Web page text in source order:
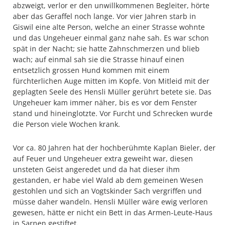
abzweigt, verlor er den unwillkommenen Begleiter, hörte
aber das Geraffel noch lange. Vor vier Jahren starb in
Giswil eine alte Person, welche an einer Strasse wohnte
und das Ungeheuer einmal ganz nahe sah. Es war schon
spät in der Nacht; sie hatte Zahnschmerzen und blieb
wach; auf einmal sah sie die Strasse hinauf einen
entsetzlich grossen Hund kommen mit einem
fürchterlichen Auge mitten im Kopfe. Von Mitleid mit der
geplagten Seele des Hensli Müller gerührt betete sie. Das
Ungeheuer kam immer näher, bis es vor dem Fenster
stand und hineinglotzte. Vor Furcht und Schrecken wurde
die Person viele Wochen krank.
Vor ca. 80 Jahren hat der hochberühmte Kaplan Bieler, der
auf Feuer und Ungeheuer extra geweiht war, diesen
unsteten Geist angeredet und da hat dieser ihm
gestanden, er habe viel Wald ab dem gemeinen Wesen
gestohlen und sich an Vogtskinder Sach vergriffen und
müsse daher wandeln. Hensli Müller wäre ewig verloren
gewesen, hätte er nicht ein Bett in das Armen-Leute-Haus